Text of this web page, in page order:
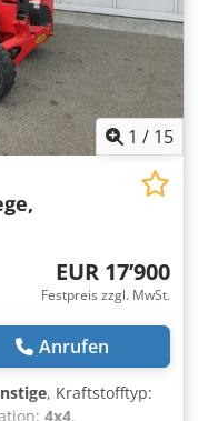
1 / 15
EUR 17’900
Festpreis zzgl. MwSt.
Anrufen
, Kraftstofftyp:
4x4,